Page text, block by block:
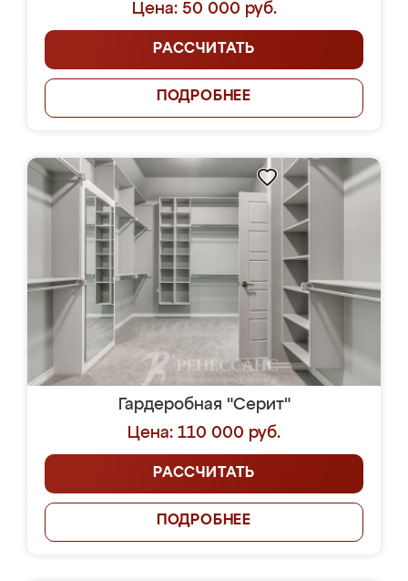
Цена: 50 000 руб.
РАССЧИТАТЬ
ПОДРОБНЕЕ
Гардеробная "Серит"
Цена: 110 000 руб.
РАССЧИТАТЬ
ПОДРОБНЕЕ